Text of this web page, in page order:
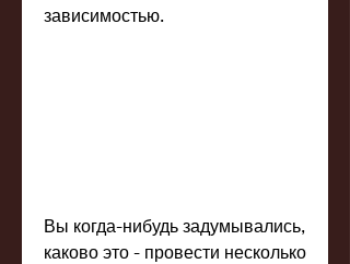
зависимостью.
Вы когда-нибудь задумывались,
каково это - провести несколько